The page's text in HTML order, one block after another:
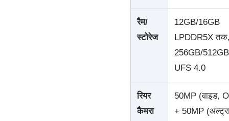
रैम/
स्टोरेज
12GB/16GB
LPDDR5X
256GB/
UFS 4.0
रियर
कैमरा
50MP (वाइड,
+ 50MP